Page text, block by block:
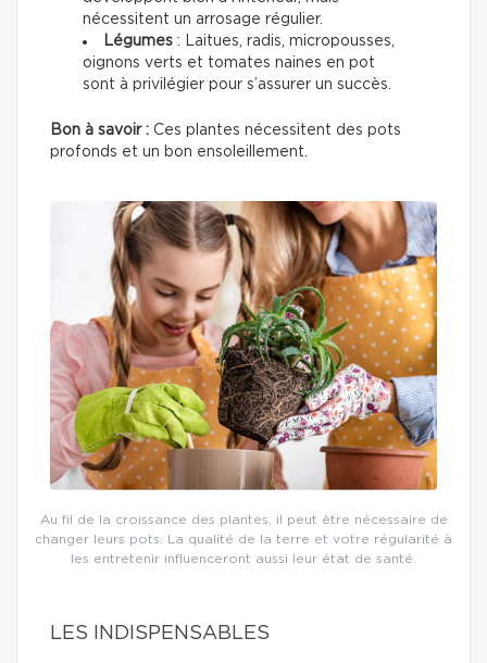
nécessitent un arrosage régulier.
Légumes : Laitues, radis, micropousses,
oignons verts et tomates naines en pot
sont à privilégier pour s’assurer un succès.
Bon à savoir : Ces plantes nécessitent des pots
profonds et un bon ensoleillement.
Au fil de la croissance des plantes, il peut être nécessaire de
changer leurs pots. La qualité de la terre et votre régularité à
les entretenir influenceront aussi leur état de santé.
LES INDISPENSABLES